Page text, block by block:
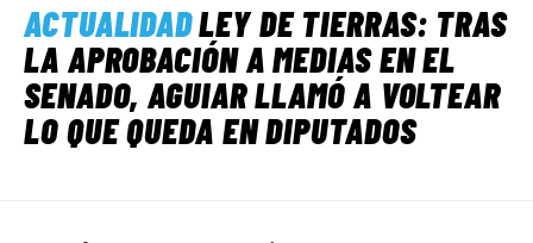
ACTUALIDADLEY DE TIERRAS: TRAS
LA APROBACIÓN A MEDIAS EN EL
SENADO, AGUIAR LLAMÓ A VOLTEAR
LO QUE QUEDA EN DIPUTADOS